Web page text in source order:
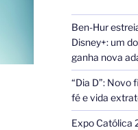
Ben-Hur
Disney+: um
ganha nova
“Dia D”: Novo
fé e vida
Expo Católica